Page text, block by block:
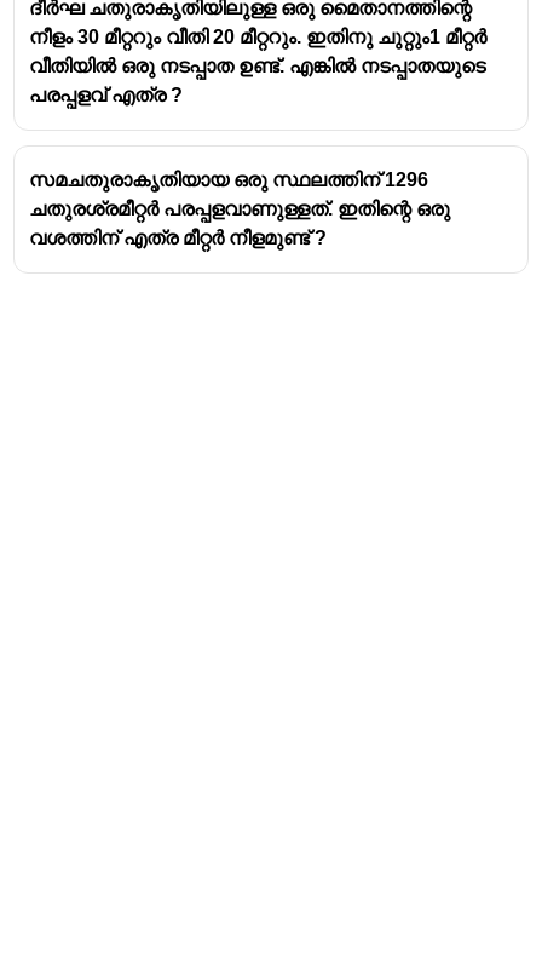
ദീർഘ ചതുരാകൃതിയിലുള്ള ഒരു മൈതാനത്തിന്റെ
നീളം 30 മീറ്ററും വീതി 20 മീറ്ററും. ഇതിനു ചുറ്റും1 മീറ്റർ
വീതിയിൽ ഒരു നടപ്പാത ഉണ്ട്. എങ്കിൽ നടപ്പാതയുടെ
പരപ്പളവ് എത്ര ?
സമചതുരാകൃതിയായ ഒരു സ്ഥലത്തിന് 1296
ചതുരശ്രമീറ്റർ പരപ്പളവാണുള്ളത്. ഇതിന്റെ ഒരു
വശത്തിന് എത്ര മീറ്റർ നീളമുണ്ട് ?